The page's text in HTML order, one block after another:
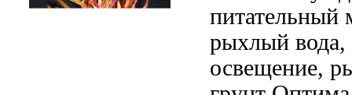
питательный
рыхлый
освещение,